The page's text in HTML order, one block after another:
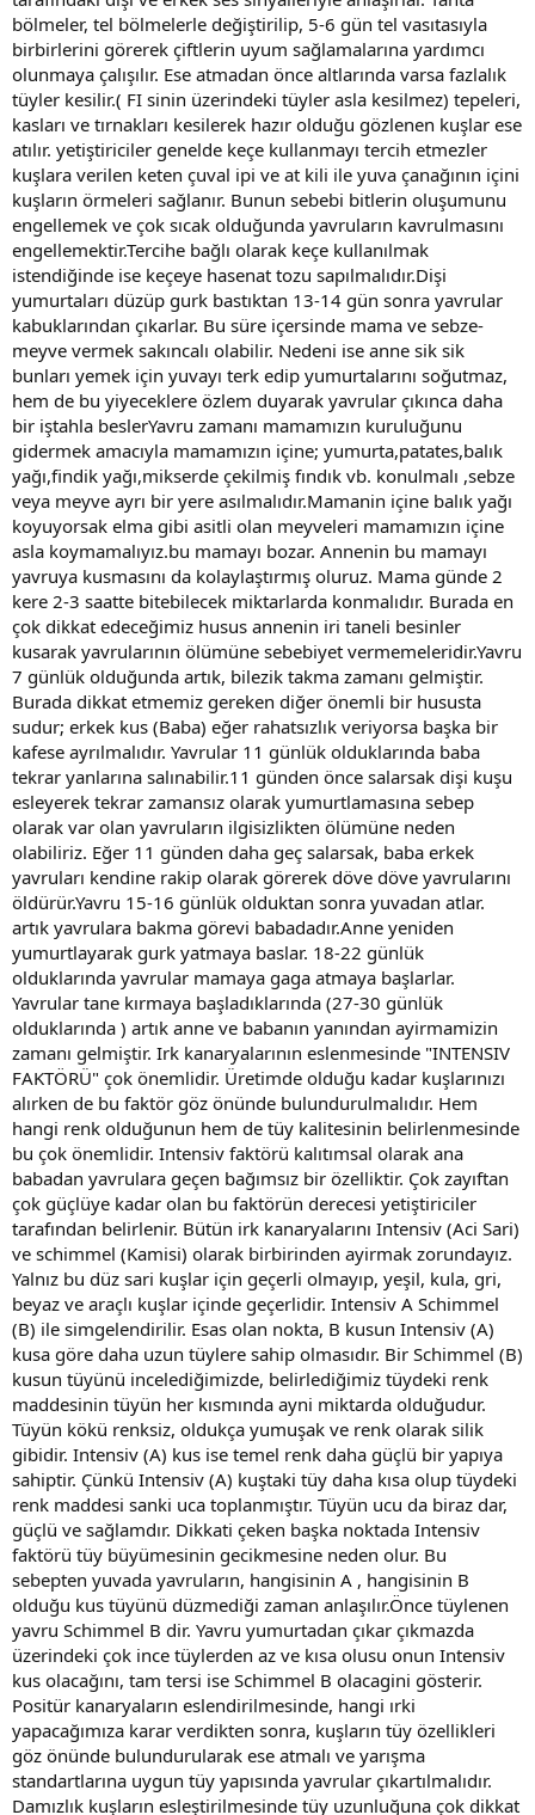
bölmeler, tel bölmelerle değiştirilip, 5-6 gün tel vasıtasıyla
birbirlerini görerek çiftlerin uyum sağlamalarına yardımcı
olunmaya çalışılır. Ese atmadan önce altlarında varsa fazlalık
tüyler kesilir.( FI sinin üzerindeki tüyler asla kesilmez) tepeleri,
kasları ve tırnakları kesilerek hazır olduğu gözlenen kuşlar ese
atılır. yetiştiriciler genelde keçe kullanmayı tercih etmezler
kuşlara verilen keten çuval ipi ve at kili ile yuva çanağının içini
kuşların örmeleri sağlanır. Bunun sebebi bitlerin oluşumunu
engellemek ve çok sıcak olduğunda yavruların kavrulmasını
engellemektir.Tercihe bağlı olarak keçe kullanılmak
istendiğinde ise keçeye hasenat tozu sapılmalıdır.Dişi
yumurtaları düzüp gurk bastıktan 13-14 gün sonra yavrular
kabuklarından çıkarlar. Bu süre içersinde mama ve sebze-
meyve vermek sakıncalı olabilir. Nedeni ise anne sik sik
bunları yemek için yuvayı terk edip yumurtalarını soğutmaz,
hem de bu yiyeceklere özlem duyarak yavrular çıkınca daha
bir iştahla beslerYavru zamanı mamamızın kuruluğunu
gidermek amacıyla mamamızın içine; yumurta,patates,balık
yağı,findik yağı,mikserde çekilmiş fındık vb. konulmalı ,sebze
veya meyve ayrı bir yere asılmalıdır.Mamanin içine balık yağı
koyuyorsak elma gibi asitli olan meyveleri mamamızın içine
asla koymamalıyız.bu mamayı bozar. Annenin bu mamayı
yavruya kusmasını da kolaylaştırmış oluruz. Mama günde 2
kere 2-3 saatte bitebilecek miktarlarda konmalıdır. Burada en
çok dikkat edeceğimiz husus annenin iri taneli besinler
kusarak yavrularının ölümüne sebebiyet vermemeleridir.Yavru
7 günlük olduğunda artık, bilezik takma zamanı gelmiştir.
Burada dikkat etmemiz gereken diğer önemli bir hususta
sudur; erkek kus (Baba) eğer rahatsızlık veriyorsa başka bir
kafese ayrılmalıdır. Yavrular 11 günlük olduklarında baba
tekrar yanlarına salınabilir.11 günden önce salarsak dişi kuşu
esleyerek tekrar zamansız olarak yumurtlamasına sebep
olarak var olan yavruların ilgisizlikten ölümüne neden
olabiliriz. Eğer 11 günden daha geç salarsak, baba erkek
yavruları kendine rakip olarak görerek döve döve yavrularını
öldürür.Yavru 15-16 günlük olduktan sonra yuvadan atlar.
artık yavrulara bakma görevi babadadır.Anne yeniden
yumurtlayarak gurk yatmaya baslar. 18-22 günlük
olduklarında yavrular mamaya gaga atmaya başlarlar.
Yavrular tane kırmaya başladıklarında (27-30 günlük
olduklarında ) artık anne ve babanın yanından ayirmamizin
zamanı gelmiştir. Irk kanaryalarının eslenmesinde "INTENSIV
FAKTÖRÜ" çok önemlidir. Üretimde olduğu kadar kuşlarınızı
alırken de bu faktör göz önünde bulundurulmalıdır. Hem
hangi renk olduğunun hem de tüy kalitesinin belirlenmesinde
bu çok önemlidir. Intensiv faktörü kalıtımsal olarak ana
babadan yavrulara geçen bağımsız bir özelliktir. Çok zayıftan
çok güçlüye kadar olan bu faktörün derecesi yetiştiriciler
tarafından belirlenir. Bütün irk kanaryalarını Intensiv (Aci Sari)
ve schimmel (Kamisi) olarak birbirinden ayirmak zorundayız.
Yalnız bu düz sari kuşlar için geçerli olmayıp, yeşil, kula, gri,
beyaz ve araçlı kuşlar içinde geçerlidir. Intensiv A Schimmel
(B) ile simgelendirilir. Esas olan nokta, B kusun Intensiv (A)
kusa göre daha uzun tüylere sahip olmasıdır. Bir Schimmel (B)
kusun tüyünü incelediğimizde, belirlediğimiz tüydeki renk
maddesinin tüyün her kısmında ayni miktarda olduğudur.
Tüyün kökü renksiz, oldukça yumuşak ve renk olarak silik
gibidir. Intensiv (A) kus ise temel renk daha güçlü bir yapıya
sahiptir. Çünkü Intensiv (A) kuştaki tüy daha kısa olup tüydeki
renk maddesi sanki uca toplanmıştır. Tüyün ucu da biraz dar,
güçlü ve sağlamdır. Dikkati çeken başka noktada Intensiv
faktörü tüy büyümesinin gecikmesine neden olur. Bu
sebepten yuvada yavruların, hangisinin A , hangisinin B
olduğu kus tüyünü düzmediği zaman anlaşılır.Önce tüylenen
yavru Schimmel B dir. Yavru yumurtadan çıkar çıkmazda
üzerindeki çok ince tüylerden az ve kısa olusu onun Intensiv
kus olacağını, tam tersi ise Schimmel B olacagini gösterir.
Positür kanaryaların eslendirilmesinde, hangi ırki
yapacağımıza karar verdikten sonra, kuşların tüy özellikleri
göz önünde bulundurularak ese atmalı ve yarışma
standartlarına uygun tüy yapısında yavrular çıkartılmalıdır.
Damızlık kuşların esleştirilmesinde tüy uzunluğuna çok dikkat